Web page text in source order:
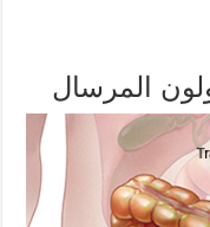
المرسال